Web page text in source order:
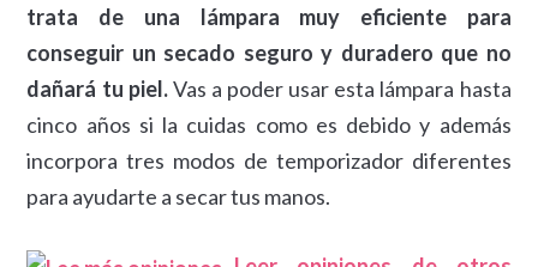
trata de una lámpara muy eficiente para
conseguir un secado seguro y duradero que no
dañará tu piel.Vas a poder usar esta lámpara hasta
cinco años si la cuidas como es debido y además
incorpora tres modos de temporizador diferentes
para ayudarte a secar tus manos.